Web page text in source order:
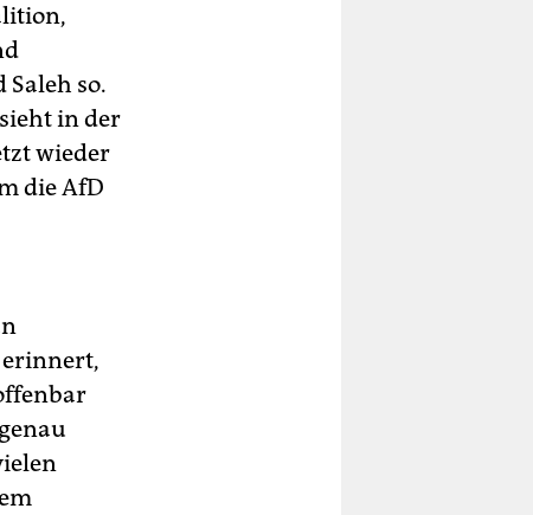
Saleh so.
in der
wieder
die AfD
erinnert,